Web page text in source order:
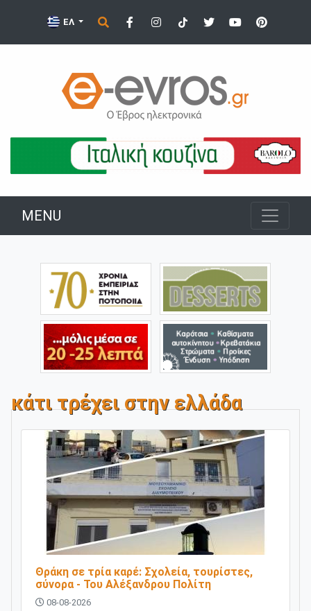
ΕΛ
MENU
κάτι τρέχει στην ελλάδα
Θράκη σε τρία καρέ: Σχολεία, τουρίστες,
σύνορα - Του Αλέξανδρου Πολίτη
08-08-2026